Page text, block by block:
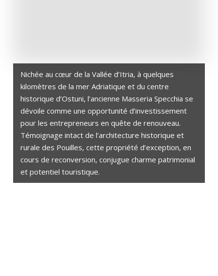
Nichée au cœur de la Vallée d’Itria, à quelques
kilomètres de la mer Adriatique et du centre
historique d’Ostuni, l’ancienne Masseria Specchia se
dévoile comme une opportunité d’investissement
pour les entrepreneurs en quête de renouveau.
Témoignage intact de l’architecture historique et
rurale des Pouilles, cette propriété d’exception, en
cours de reconversion, conjugue charme patrimonial
et potentiel touristique.